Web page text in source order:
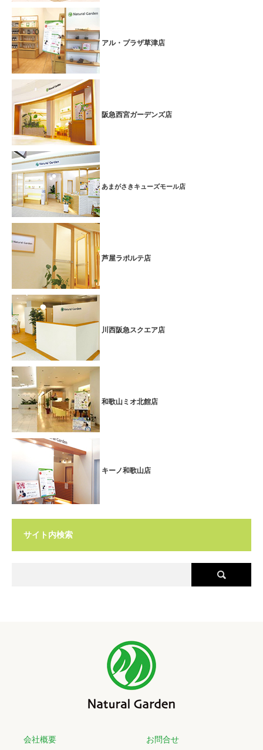
■期間：2025.6.1(日)～2025.6.15(日)
芦屋ラポルテ店では、父の日の限定メニューとして
全身ボディケア６０分＋目元スッキリ５分
込6,490円）を実施します♪
全身ボディケアでお疲れの箇所をしっかり＆ゆっくりもみほぐし、
日頃パソコンなどでお疲れの目の疲労を和らげる父の日の特別コース
です。
いつも忙しいお父さんへ、
父の日限定のギフト券もご用意しております。 是非、この機会にお
越しくださいませ！
いつも忙しいお母さんへ★今だけ母の日特別コース
■期間：2025.5.1(木)～2025.5.11(日)
芦屋ラポルテ店では、母の日の限定コースとして
プチトータルケアコース60分
施します♪
※下記のメニューから30分×2メニューお選びいただけます。
【 部分ボディケア／部分アロマオイルトリートメント／フェイシャ
ルエステ／ フットケア 】
※上記のコースには、メニュー切替り時のお着換えと準備等の時間が
含まれます。
いつも忙しいお母さんへ、
母の日限定のギフト券 もご用意しております。 是非、この機会にお
越しくださいませ！
Ｘｍａｓ限定★高級感溢れるジャスミンオイルトリート
メント
■期間：2024.12.1(日)～12.25(水)
芦屋ラポルテ店では、Ｘｍａｓスペシャルプラン
ジャスミンオイルトリートメント
ております♪
高揚感や多幸感をもたらしてくれるジャスミンの香りに包まれ、至福
のひとときを過ごしませんか？
芦屋ラポルテ店では、父の日の限定メニューとして
全身ボディケア６０分＋目元スッキリ５分特別価格65分5,900円（税
父の日のプレゼント
もご用意しております。 是非、この機会にお
いつも忙しいお母さんへ★今だけ母の日特別コース
■期間：2024.5.1(水)～2024.5.12(日)
プチトータルケアコース60分
特別価格5,900円 （税込6,490円）
アル・プラザ草津店
阪急西宮ガーデンズ店
あまがさきキューズモール店
芦屋ラポルテ店
川西阪急スクエア店
和歌山ミオ北館店
キーノ和歌山店
サイト内検索
会社概要 お問合せ